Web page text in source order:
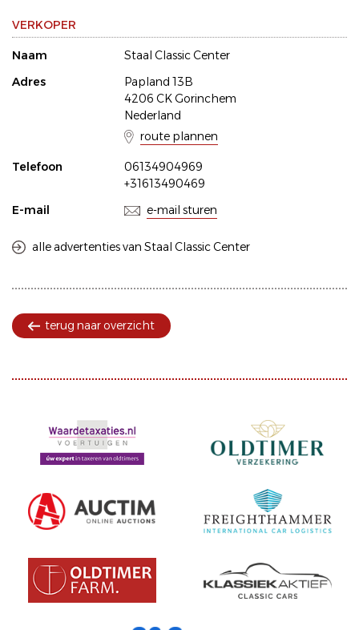
VERKOPER
Naam
Staal Classic Center
Adres
Papland 13B
4206 CK Gorinchem
Nederland
route plannen
Telefoon
06134904969
+31613490469
E-mail
e-mail sturen
alle advertenties van Staal Classic Center
terug naar overzicht